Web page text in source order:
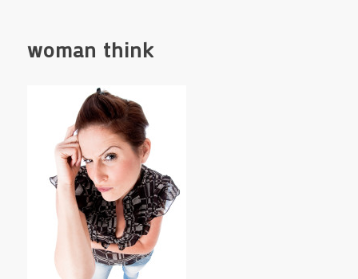
woman think